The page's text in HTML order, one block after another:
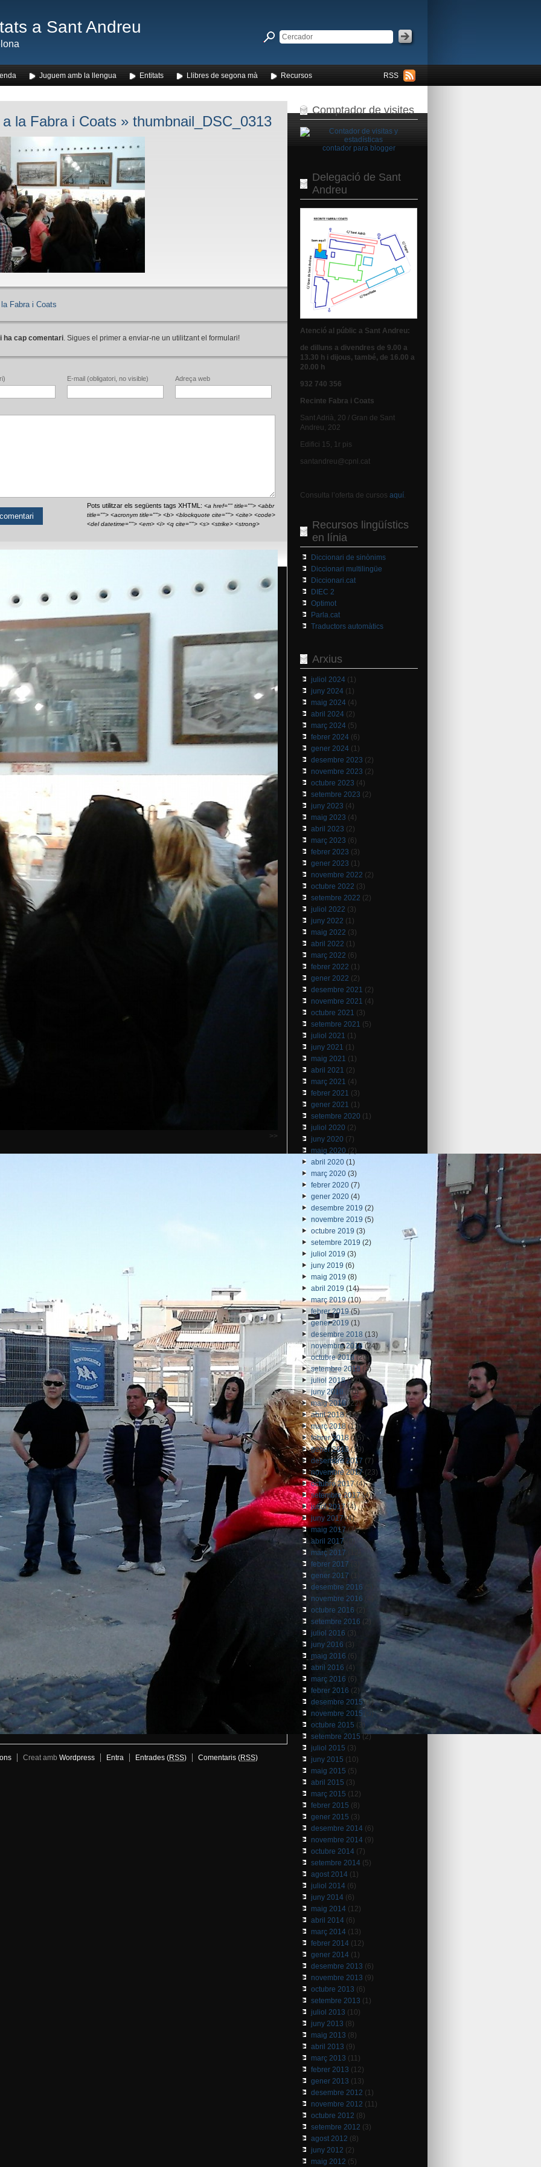
a Sant Andreu
RSS
Juguem amb la llengua Entitats Llibres de segona mà Recursos
la Fabra i Coats » thumbnail_DSC_0313
Fabra i Coats
ha cap comentari. Sigues el primer a enviar-ne un utilitzant el formulari!
E-mail (obligatori, no visible) Adreça web
Pots utilitzar els següents tags XHTML:<a href="" title=""> <abbr
title=""> <acronym title=""> <b> <blockquote cite=""> <cite> <code>
<del datetime=""> <em> <i> <q cite=""> <s> <strike> <strong>
>>
Comptador de visites
contador para blogger
Delegació de Sant
Andreu
Atenció al públic a Sant Andreu:
de dilluns a divendres de 9.00 a
13.30 h i dijous, també, de 16.00 a
20.00 h
932 740 356
Recinte Fabra i Coats
Sant Adrià, 20 / Gran de Sant
Andreu, 202
Edifici 15, 1r pis
santandreu@cpnl.cat
Consulta l’oferta de cursos aquí.
Recursos lingüístics
en línia
Diccionari de sinònims
Diccionari multilingüe
Diccionari.cat
DIEC 2
Optimot
Parla.cat
Traductors automàtics
Arxius
juliol 2024(1)
juny 2024(1)
maig 2024(4)
abril 2024(2)
març 2024(5)
febrer 2024(6)
gener 2024(1)
desembre 2023 (2)
novembre 2023 (2)
octubre 2023 (4)
setembre 2023 (2)
juny 2023 (4)
maig 2023 (4)
abril 2023 (2)
març 2023 (6)
febrer 2023 (3)
gener 2023 (1)
novembre 2022 (2)
octubre 2022 (3)
setembre 2022 (2)
juliol 2022 (3)
juny 2022 (1)
maig 2022 (3)
abril 2022 (1)
març 2022 (6)
febrer 2022 (1)
gener 2022 (2)
desembre 2021 (2)
novembre 2021 (4)
octubre 2021 (3)
setembre 2021 (5)
juliol 2021 (1)
juny 2021 (1)
maig 2021 (1)
abril 2021 (2)
març 2021 (4)
febrer 2021 (3)
gener 2021 (1)
setembre 2020 (1)
juliol 2020 (2)
juny 2020 (7)
maig 2020 (2)
abril 2020(1)
març 2020(3)
febrer 2020(7)
gener 2020(4)
desembre 2019 (2)
novembre 2019 (5)
octubre 2019 (3)
setembre 2019 (2)
juliol 2019 (3)
juny 2019 (6)
maig 2019 (8)
abril 2019 (14)
març 2019(10)
febrer 2019(5)
gener 2019 (1)
desembre 2018 (13)
novembre 2018(24)
octubre 2018(20)
setembre 2018(3)
juliol 2018(12)
juny 2018 (10)
maig 2018(22)
abril 2018(14)
març 2018(12)
febrer 2018(15)
gener 2018(19)
desembre 2017 (7)
novembre 2017(23)
octubre 2017(4)
setembre 2017(4)
juliol 2017(4)
juny 2017(4)
maig 2017(7)
abril 2017 (8)
març 2017
febrer 2017
gener 2017
desembre 2016
novembre 2016
octubre 2016 (2)
setembre 2016 (2)
juliol 2016 (3)
juny 2016 (3)
maig 2016 (6)
abril 2016 (4)
març 2016 (6)
febrer 2016 (2)
desembre 2015(1)
novembre 2015 (3)
octubre 2015 (3)
setembre 2015 (2)
juliol 2015 (3)
juny 2015 (10)
maig 2015 (5)
abril 2015 (3)
març 2015 (12)
febrer 2015 (8)
gener 2015 (3)
desembre 2014(6)
novembre 2014(9)
octubre 2014(7)
setembre 2014(5)
agost 2014(1)
juliol 2014(6)
juny 2014(6)
maig 2014(12)
abril 2014(6)
març 2014(13)
febrer 2014(12)
gener 2014(1)
desembre 2013 (6)
novembre 2013 (9)
octubre 2013 (6)
setembre 2013 (1)
juliol 2013 (10)
juny 2013 (8)
maig 2013 (8)
abril 2013 (9)
març 2013 (11)
febrer 2013 (12)
gener 2013 (13)
desembre 2012 (1)
novembre 2012 (11)
octubre 2012 (8)
setembre 2012 (3)
agost 2012 (8)
juny 2012 (2)
maig 2012 (5)
Creat amb Wordpress Entra Entrades (RSS) Comentaris (RSS)